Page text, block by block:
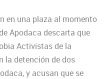
en una plaza al momento
Apodaca descarta que
Activistas de la
la detención de dos
y acusan que se